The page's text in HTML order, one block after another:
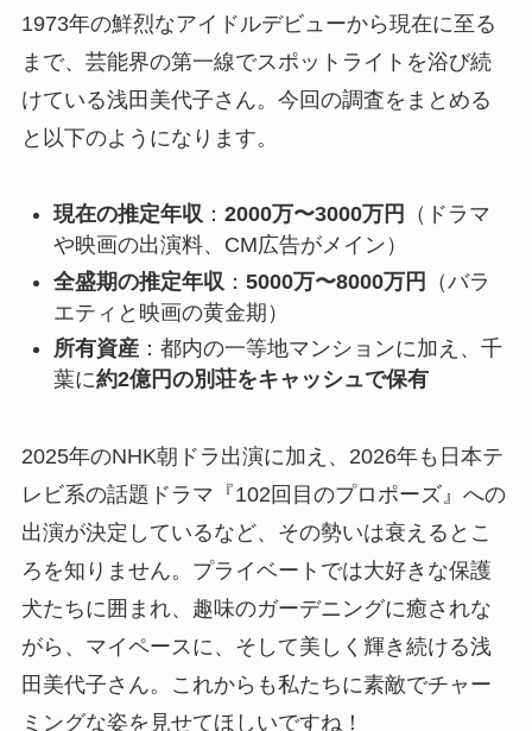
1973年の鮮烈なアイドルデビューから現在に至る
まで、芸能界の第一線でスポットライトを浴び続
けている浅田美代子さん。今回の調査をまとめる
と以下のようになります。
現在の推定年収： 2000万〜3000万円
（ドラマ
や映画の出演料、CM広告がメイン）
全盛期の推定年収 ： 5000万〜8000万円
（バラ
エティと映画の黄金期）
所有資産：都内の一等地マンションに加え、千
葉に約2億円の別荘をキャッシュで保有
2025年のNHK朝ドラ出演に加え、2026年も日本テ
レビ系の話題ドラマ『102回目のプロポーズ』への
出演が決定しているなど、その勢いは衰えるとこ
ろを知りません。プライベートでは大好きな保護
犬たちに囲まれ、趣味のガーデニングに癒されな
がら、マイペースに、そして美しく輝き続ける浅
田美代子さん。これからも私たちに素敵でチャー
ミングな姿を見せてほしいですね！